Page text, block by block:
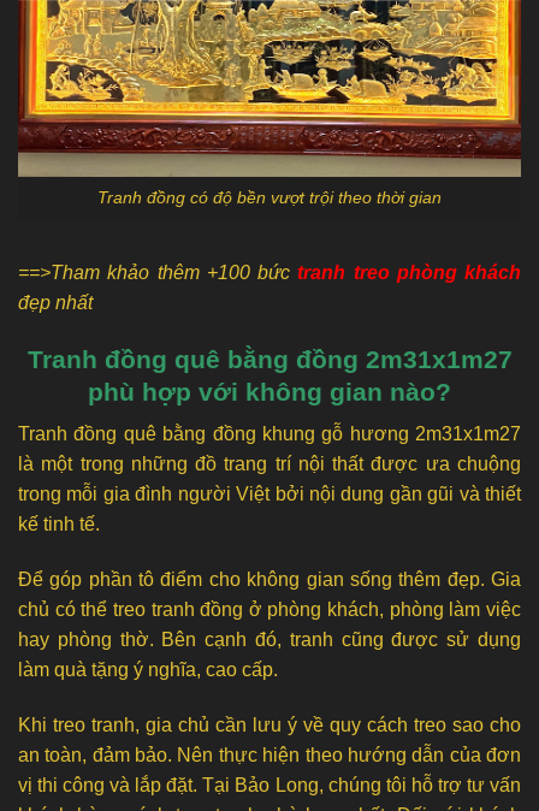
Tranh đồng có độ bền vượt trội theo thời gian
==>Tham khảo thêm +100 bức tranh treo phòng khách
đẹp nhất
Tranh đồng quê bằng đồng 2m31x1m27
phù hợp với không gian nào?
Tranh đồng quê bằng đồng khung gỗ hương 2m31x1m27
là một trong những đồ trang trí nội thất được ưa chuộng
trong mỗi gia đình người Việt bởi nội dung gần gũi và thiết
kế tinh tế.
Để góp phần tô điểm cho không gian sống thêm đẹp. Gia
chủ có thể treo tranh đồng ở phòng khách, phòng làm việc
hay phòng thờ. Bên cạnh đó, tranh cũng được sử dụng
làm quà tặng ý nghĩa, cao cấp.
Khi treo tranh, gia chủ cần lưu ý về quy cách treo sao cho
an toàn, đảm bảo. Nên thực hiện theo hướng dẫn của đơn
vị thi công và lắp đặt. Tại Bảo Long, chúng tôi hỗ trợ tư vấn